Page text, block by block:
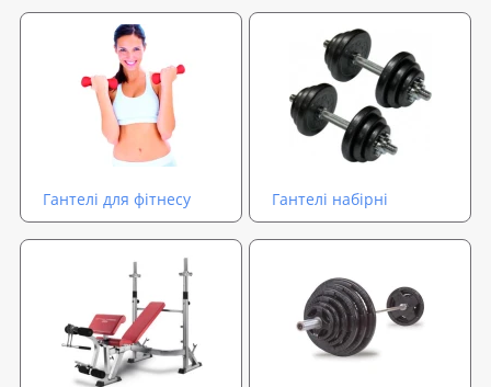
Гантелі для фітнесу Гантелі набірні